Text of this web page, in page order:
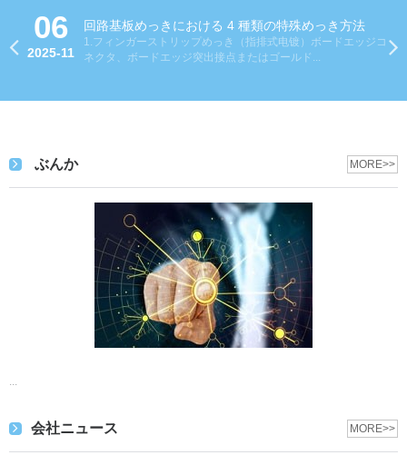
06
2025-11
回路基板めっきにおける 4 種類の特殊めっき方法
1.フィンガーストリップめっき（指排式电镀）ボードエッジコ
ネクタ、ボードエッジ突出接点またはゴールド...
ぶんか MORE>>
...
会社ニュース MORE>>